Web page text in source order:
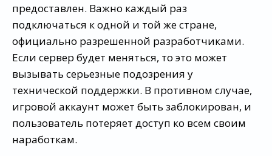
предоставлен. Важно каждый раз
подключаться к одной и той же стране,
официально разрешенной разработчиками.
Если сервер будет меняться, то это может
вызывать серьезные подозрения у
технической поддержки. В противном случае,
игровой аккаунт может быть заблокирован, и
пользователь потеряет доступ ко всем своим
наработкам.